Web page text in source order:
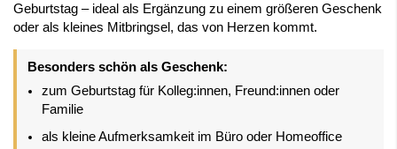
Geburtstag – ideal als Ergänzung zu einem größeren Geschenk
oder als kleines Mitbringsel, das von Herzen kommt.
Besonders schön als Geschenk:
zum Geburtstag für Kolleg:innen, Freund:innen oder
Familie
als kleine Aufmerksamkeit im Büro oder Homeoffice